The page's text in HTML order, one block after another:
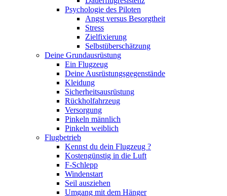
Psychologie des Piloten
Angst versus Besorgtheit
Stress
Zielfixierung
Selbstüberschätzung
Deine Grundausrüstung
Ein Flugzeug
Deine Ausrüstungsgegenstände
Kleidung
Sicherheitsausrüstung
Rückholfahrzeug
Versorgung
Pinkeln männlich
Pinkeln weiblich
Flugbetrieb
Kennst du dein Flugzeug ?
Kostengünstig in die Luft
F-Schlepp
Windenstart
Seil ausziehen
Umgang mit dem Hänger